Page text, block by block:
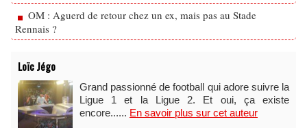
OM : Aguerd de retour chez un ex, mais pas au Stade
Rennais ?
Loïc Jégo
Grand passionné de football qui adore suivre la
Ligue 1 et la Ligue 2. Et oui, ça existe
encore...... En savoir plus sur cet auteur